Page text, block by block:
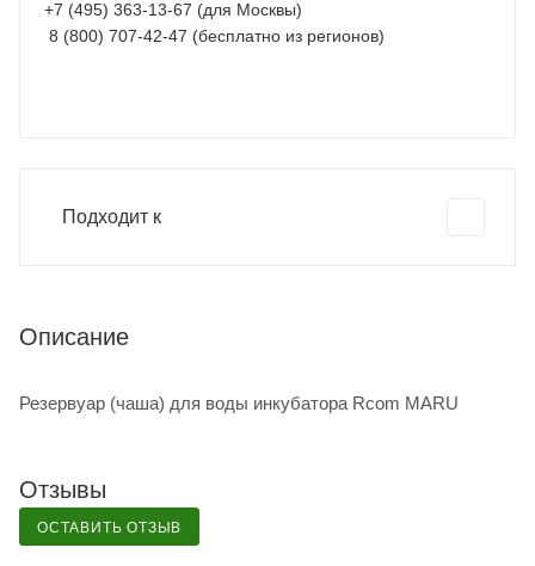
+7 (495) 363-13-67 (для Москвы)
8 (800) 707-42-47 (бесплатно из регионов)
Подходит к
Описание
Резервуар (чаша) для воды инкубатора Rcom MARU
Отзывы
ОСТАВИТЬ ОТЗЫВ